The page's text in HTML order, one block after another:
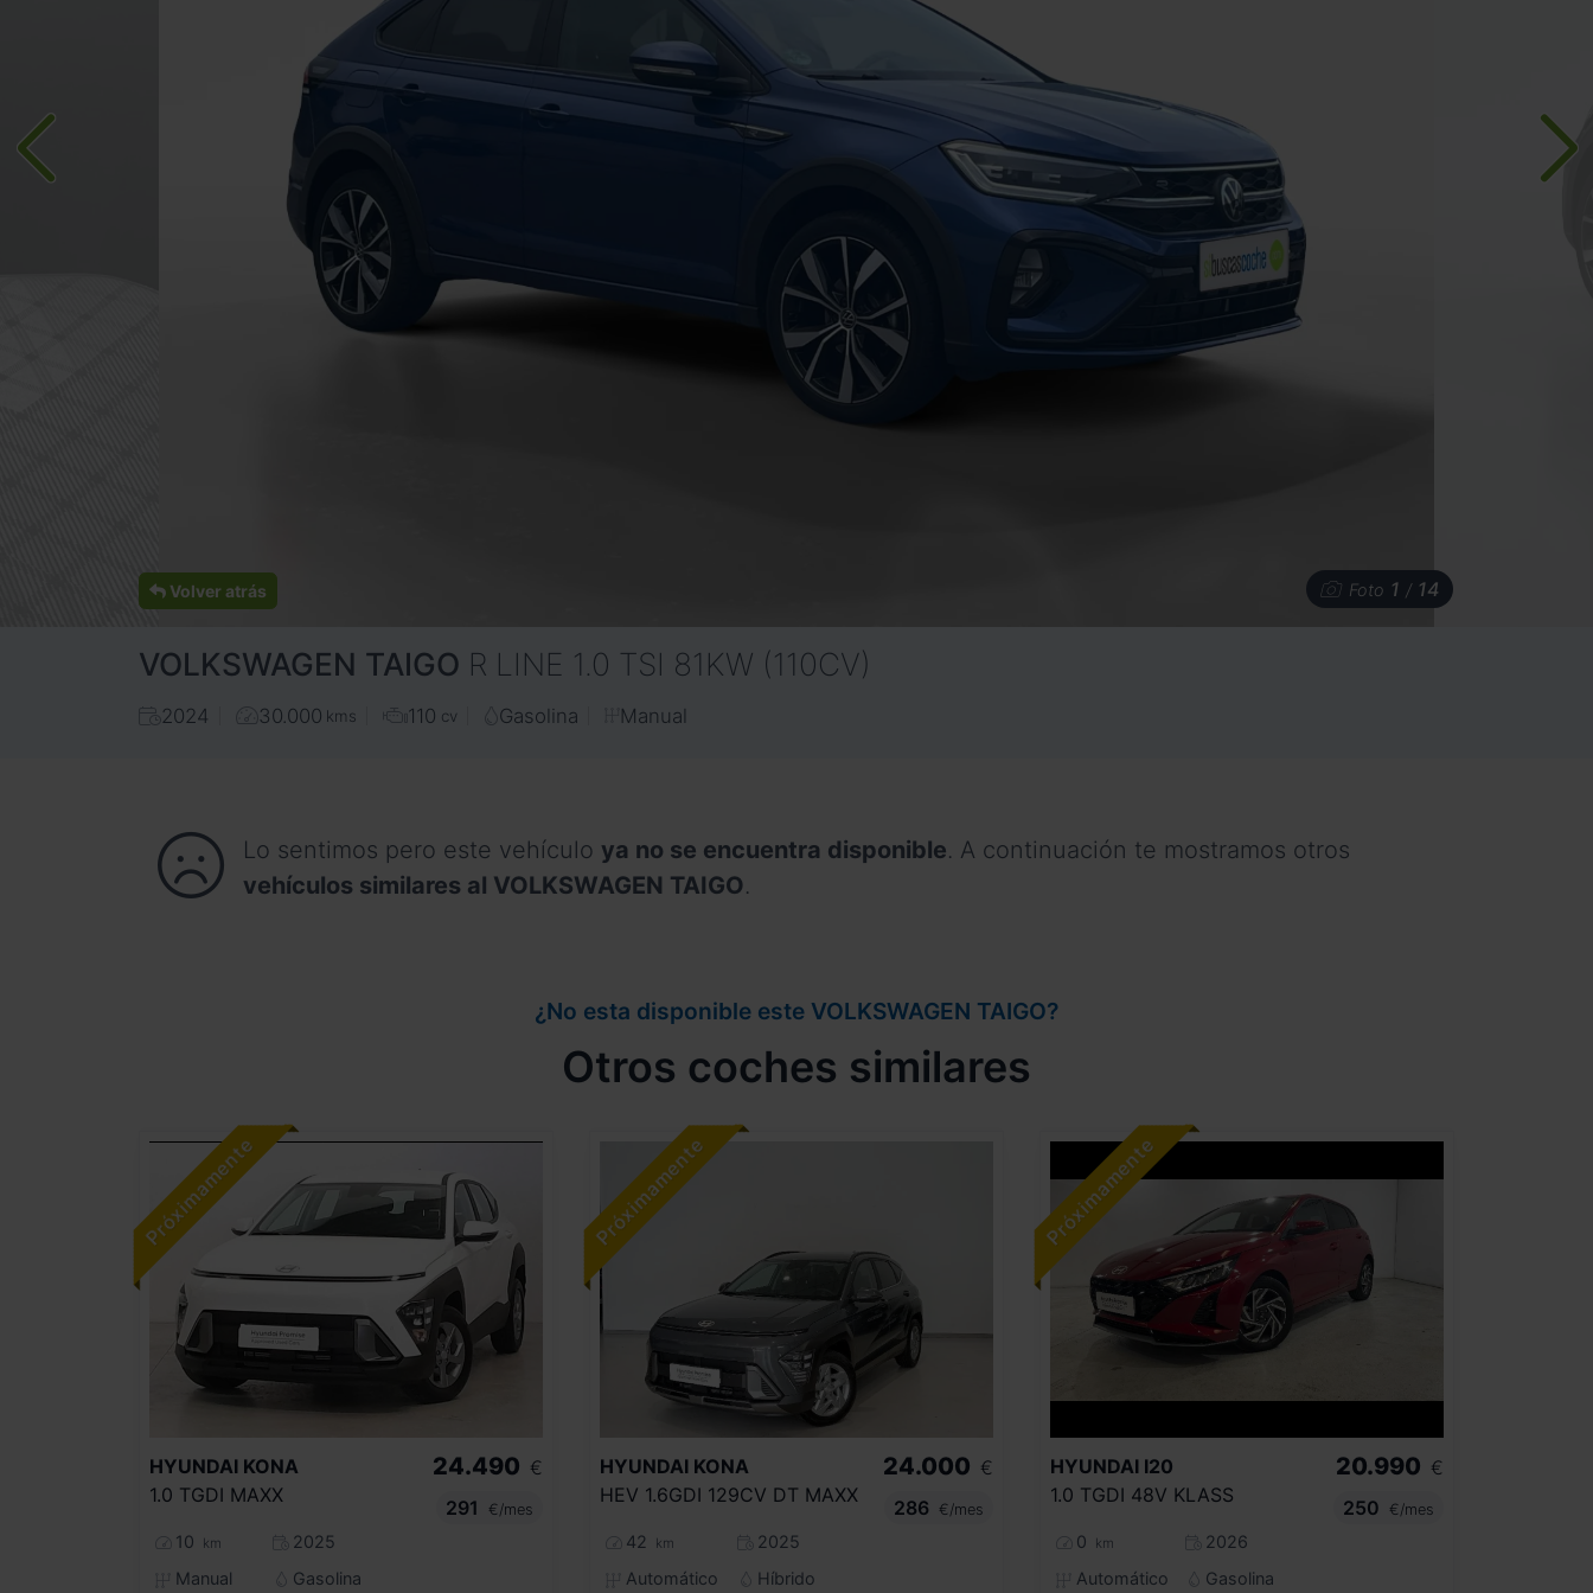
Volver atrás Foto 1 / 14
VOLKSWAGEN TAIGO R LINE 1.0 TSI 81KW (110CV)
2024 30.000 kms 110 cv Gasolina Manual
Lo sentimos pero este vehículo ya no se encuentra disponible. A continuación te mostramos otros
vehículos similares al VOLKSWAGEN TAIGO.
¿No esta disponible este VOLKSWAGEN TAIGO?
Otros coches similares
HYUNDAI KONA
1.0 TGDI MAXX
10 km
2025
Manual
Gasolina
24.490 €
291
€/mes
HYUNDAI KONA
HEV 1.6GDI 129CV DT MAXX
42 km
2025
Automático
Híbrido
24.000 €
286
€/mes
HYUNDAI I20
1.0 TGDI 48V KLASS
0 km
2026
Automático
Gasolina
20.990 €
250
€/mes